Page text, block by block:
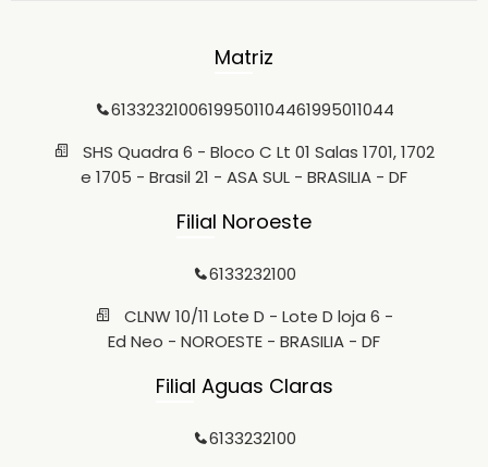
Matriz
61332321006199501104461995011044
SHS Quadra 6 - Bloco C Lt 01 Salas 1701, 1702
e 1705 - Brasil 21 - ASA SUL - BRASILIA - DF
Filial Noroeste
6133232100
CLNW 10/11 Lote D - Lote D loja 6 -
Ed Neo - NOROESTE - BRASILIA - DF
Filial Aguas Claras
6133232100